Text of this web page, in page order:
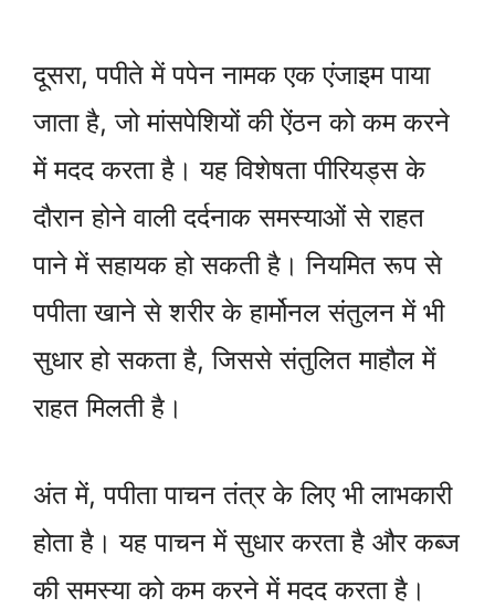
दूसरा, पपीते में पपेन नामक एक एंजाइम पाया
जाता है, जो मांसपेशियों की ऐंठन को कम करने
में मदद करता है। यह विशेषता पीरियड्स के
दौरान होने वाली दर्दनाक समस्याओं से राहत
पाने में सहायक हो सकती है। नियमित रूप से
पपीता खाने से शरीर के हार्मोनल संतुलन में भी
सुधार हो सकता है, जिससे संतुलित माहौल में
राहत मिलती है।
अंत में, पपीता पाचन तंत्र के लिए भी लाभकारी
होता है। यह पाचन में सुधार करता है और कब्ज
की समस्या को कम करने में मदद करता है।